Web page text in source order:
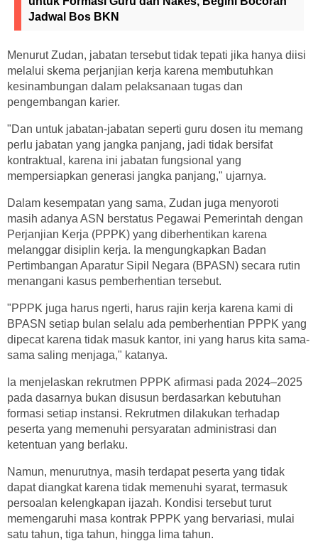
Jadwal Bos BKN
Menurut Zudan, jabatan tersebut tidak tepati jika hanya diisi
melalui skema perjanjian kerja karena membutuhkan
kesinambungan dalam pelaksanaan tugas dan
pengembangan karier.
"Dan untuk jabatan-jabatan seperti guru dosen itu memang
perlu jabatan yang jangka panjang, jadi tidak bersifat
kontraktual, karena ini jabatan fungsional yang
mempersiapkan generasi jangka panjang," ujarnya.
Dalam kesempatan yang sama, Zudan juga menyoroti
masih adanya ASN berstatus Pegawai Pemerintah dengan
Perjanjian Kerja (PPPK) yang diberhentikan karena
melanggar disiplin kerja. Ia mengungkapkan Badan
Pertimbangan Aparatur Sipil Negara (BPASN) secara rutin
menangani kasus pemberhentian tersebut.
"PPPK juga harus ngerti, harus rajin kerja karena kami di
BPASN setiap bulan selalu ada pemberhentian PPPK yang
dipecat karena tidak masuk kantor, ini yang harus kita sama-
sama saling menjaga," katanya.
Ia menjelaskan rekrutmen PPPK afirmasi pada 2024–2025
pada dasarnya bukan disusun berdasarkan kebutuhan
formasi setiap instansi. Rekrutmen dilakukan terhadap
peserta yang memenuhi persyaratan administrasi dan
ketentuan yang berlaku.
Namun, menurutnya, masih terdapat peserta yang tidak
dapat diangkat karena tidak memenuhi syarat, termasuk
persoalan kelengkapan ijazah. Kondisi tersebut turut
memengaruhi masa kontrak PPPK yang bervariasi, mulai
satu tahun, tiga tahun, hingga lima tahun.